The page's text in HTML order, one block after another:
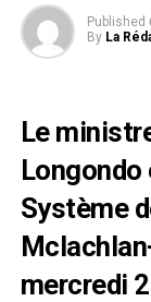
Published
By La
Le
Longondo
Système
mercredi